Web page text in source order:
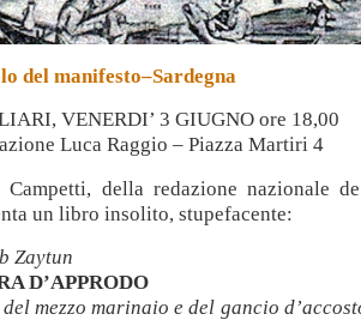
del manifesto–Sardegna
VENERDI’ 3 GIUGNO ore 18,00
Luca Raggio – Piazza Martiri 4
Campetti, della redazione nazionale
un libro insolito, stupefacente:
Zaytun
D’APPRODO
mezzo marinaio e del gancio